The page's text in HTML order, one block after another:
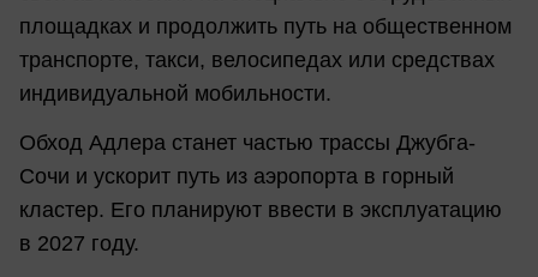
площадках и продолжить путь на общественном
транспорте, такси, велосипедах или средствах
индивидуальной мобильности.
Обход Адлера станет частью трассы Джубга-
Сочи и ускорит путь из аэропорта в горный
кластер. Его планируют ввести в эксплуатацию
в 2027 году.